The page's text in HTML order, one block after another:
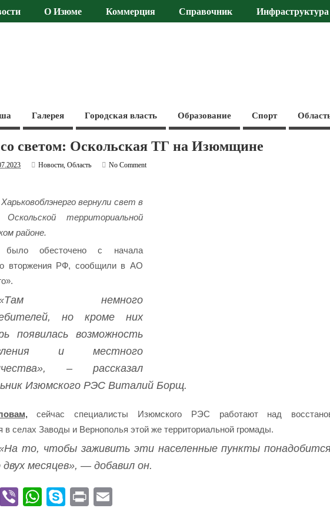
О Изюме Коммерция Справочник Инфраструктура
Галерея Городская власть Образование Спорт
со светом: Оскольская ТГ на Изюмщине
Новости,Область
No Comment
вернули свет в
территориальной
районе.
обесточено с начала
вторжения РФ, сообщили в АО
немного
но кроме них
появилась возможность
и местного
– рассказал
Изюмского РЭС Виталий Борщ.
сейчас специалисты Изюмского РЭС работают над
в селах Заводы и Вернополья этой же территориальной громады.
то, чтобы заживить эти населенные пункты
двух месяцев», — добавил он.
Te Vi
W
S
Pr